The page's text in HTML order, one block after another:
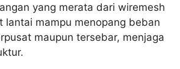
yang merata dari wiremesh
lantai mampu menopang beban
maupun tersebar, menjaga